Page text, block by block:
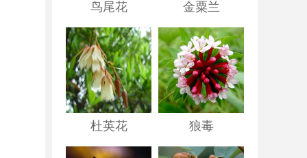
鸟尾花 金粟兰
杜英花 狼毒